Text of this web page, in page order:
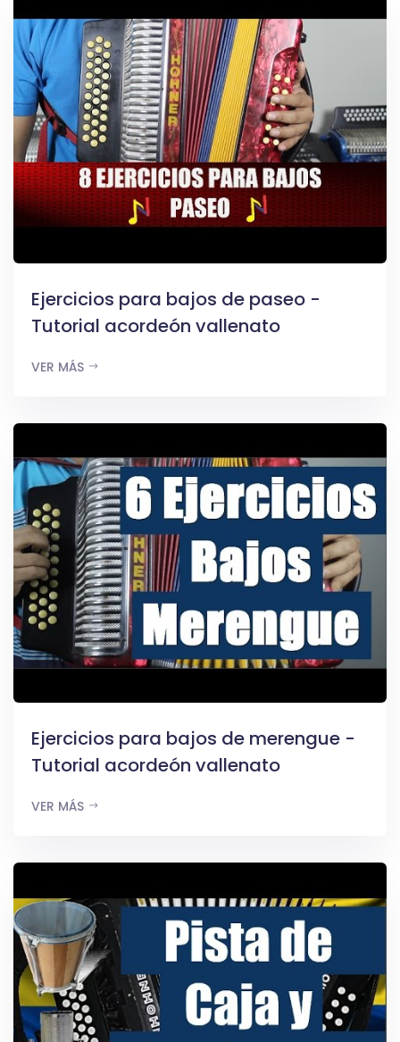
Ejercicios para bajos de paseo -
Tutorial acordeón vallenato
VER MÁS
Ejercicios para bajos de merengue -
Tutorial acordeón vallenato
VER MÁS